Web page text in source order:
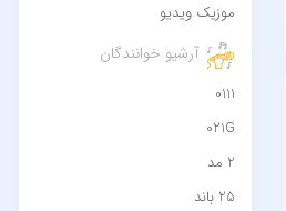
موزیک ویدیو
آرشیو خوانندگان
0111
021G
2 مد
25 باند